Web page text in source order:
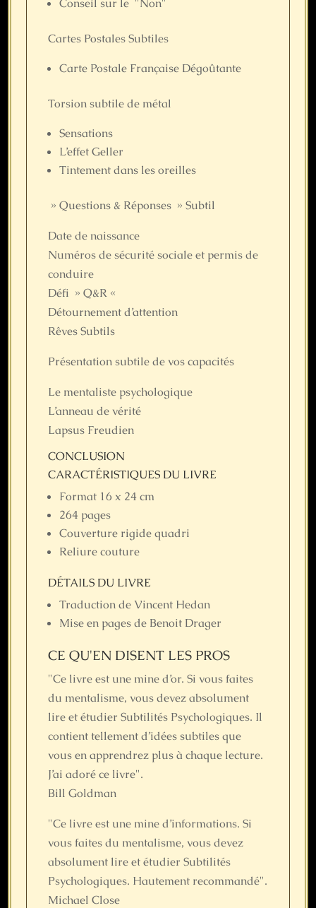
Cartes Postales Subtiles
Carte Postale Française Dégoûtante
Torsion subtile de métal
Sensations
L’effet Geller
Tintement dans les oreilles
» Questions & Réponses » Subtil
Date de naissance
Numéros de sécurité sociale et permis de
conduire
Défi » Q&R «
Détournement d’attention
Rêves Subtils
Présentation subtile de vos capacités
Le mentaliste psychologique
L’anneau de vérité
Lapsus Freudien
CONCLUSION
CARACTÉRISTIQUES DU LIVRE
Format 16 x 24 cm
264 pages
Couverture rigide quadri
Reliure couture
DÉTAILS DU LIVRE
Traduction de Vincent Hedan
Mise en pages de Benoit Drager
CE QU'EN DISENT LES PROS
"Ce livre est une mine d’or. Si vous faites
du mentalisme, vous devez absolument
lire et étudier Subtilités Psychologiques. Il
contient tellement d’idées subtiles que
vous en apprendrez plus à chaque lecture.
J’ai adoré ce livre".
Bill Goldman
"Ce livre est une mine d’informations. Si
vous faites du mentalisme, vous devez
absolument lire et étudier Subtilités
Psychologiques. Hautement recommandé".
Michael Close